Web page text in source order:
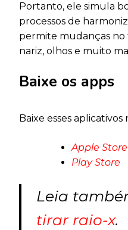
Portanto, ele simula
processos de
permite mudanças no
nariz, olhos e muito
Baixe os apps
Baixe esses aplicativos
Apple Store
Play Store
Leia
tirar raio-x.